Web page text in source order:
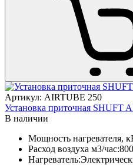
Артикул: AIRTUBE 250
Установка приточная SHUFT
В наличии
Мощность нагревателя,
Расход воздуха м3/час:800
Нагреватель: